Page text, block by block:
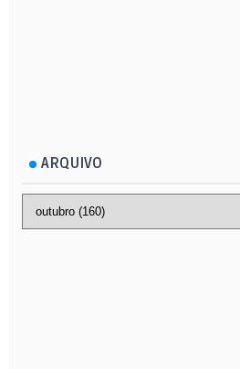
ARQUIVO